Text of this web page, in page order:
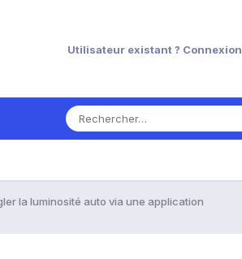
Utilisateur existant ? Connexion
la luminosité auto via une application